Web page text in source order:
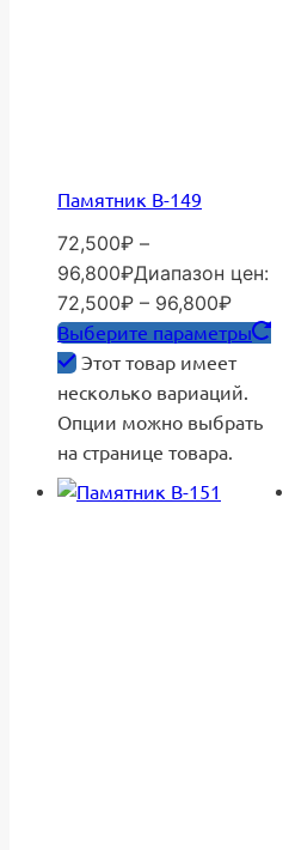
Памятник В-149
72,500₽ –
96,800₽Диапазон цен:
72,500₽ – 96,800₽
Выберите параметры
Этот товар имеет
несколько вариаций.
Опции можно выбрать
на странице товара.